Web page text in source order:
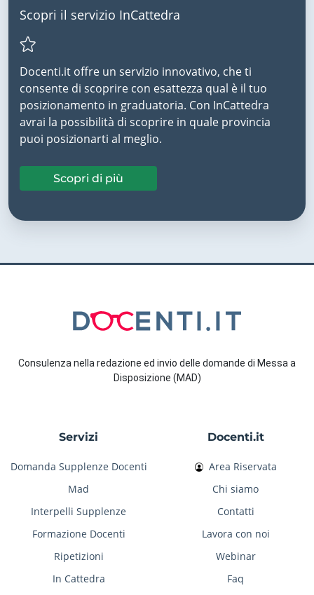
Scopri il servizio InCattedra
Docenti.it offre un servizio innovativo, che ti
consente di scoprire con esattezza qual è il tuo
posizionamento in graduatoria. Con InCattedra
avrai la possibilità di scoprire in quale provincia
puoi posizionarti al meglio.
Scopri di più
Consulenza nella redazione ed invio delle domande di Messa a
Disposizione (MAD)
Servizi
Domanda Supplenze Docenti
Mad
Interpelli Supplenze
Formazione Docenti
Ripetizioni
In Cattedra
Docenti.it
Area Riservata
Chi siamo
Contatti
Lavora con noi
Webinar
Faq